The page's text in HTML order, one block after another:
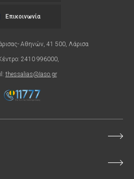
Αθηνών, 41 500, Λάρισα
2410 996000,
thessalias@Iaso.gr
Επικοινωνία